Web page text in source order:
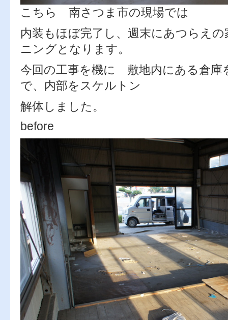
こちら 南さつま市の現場では
内装もほぼ完了し、週末にあつらえ
ニングとなります。
今回の工事を機に 敷地内にある倉庫
で、内部をスケルトン
解体しました。
before